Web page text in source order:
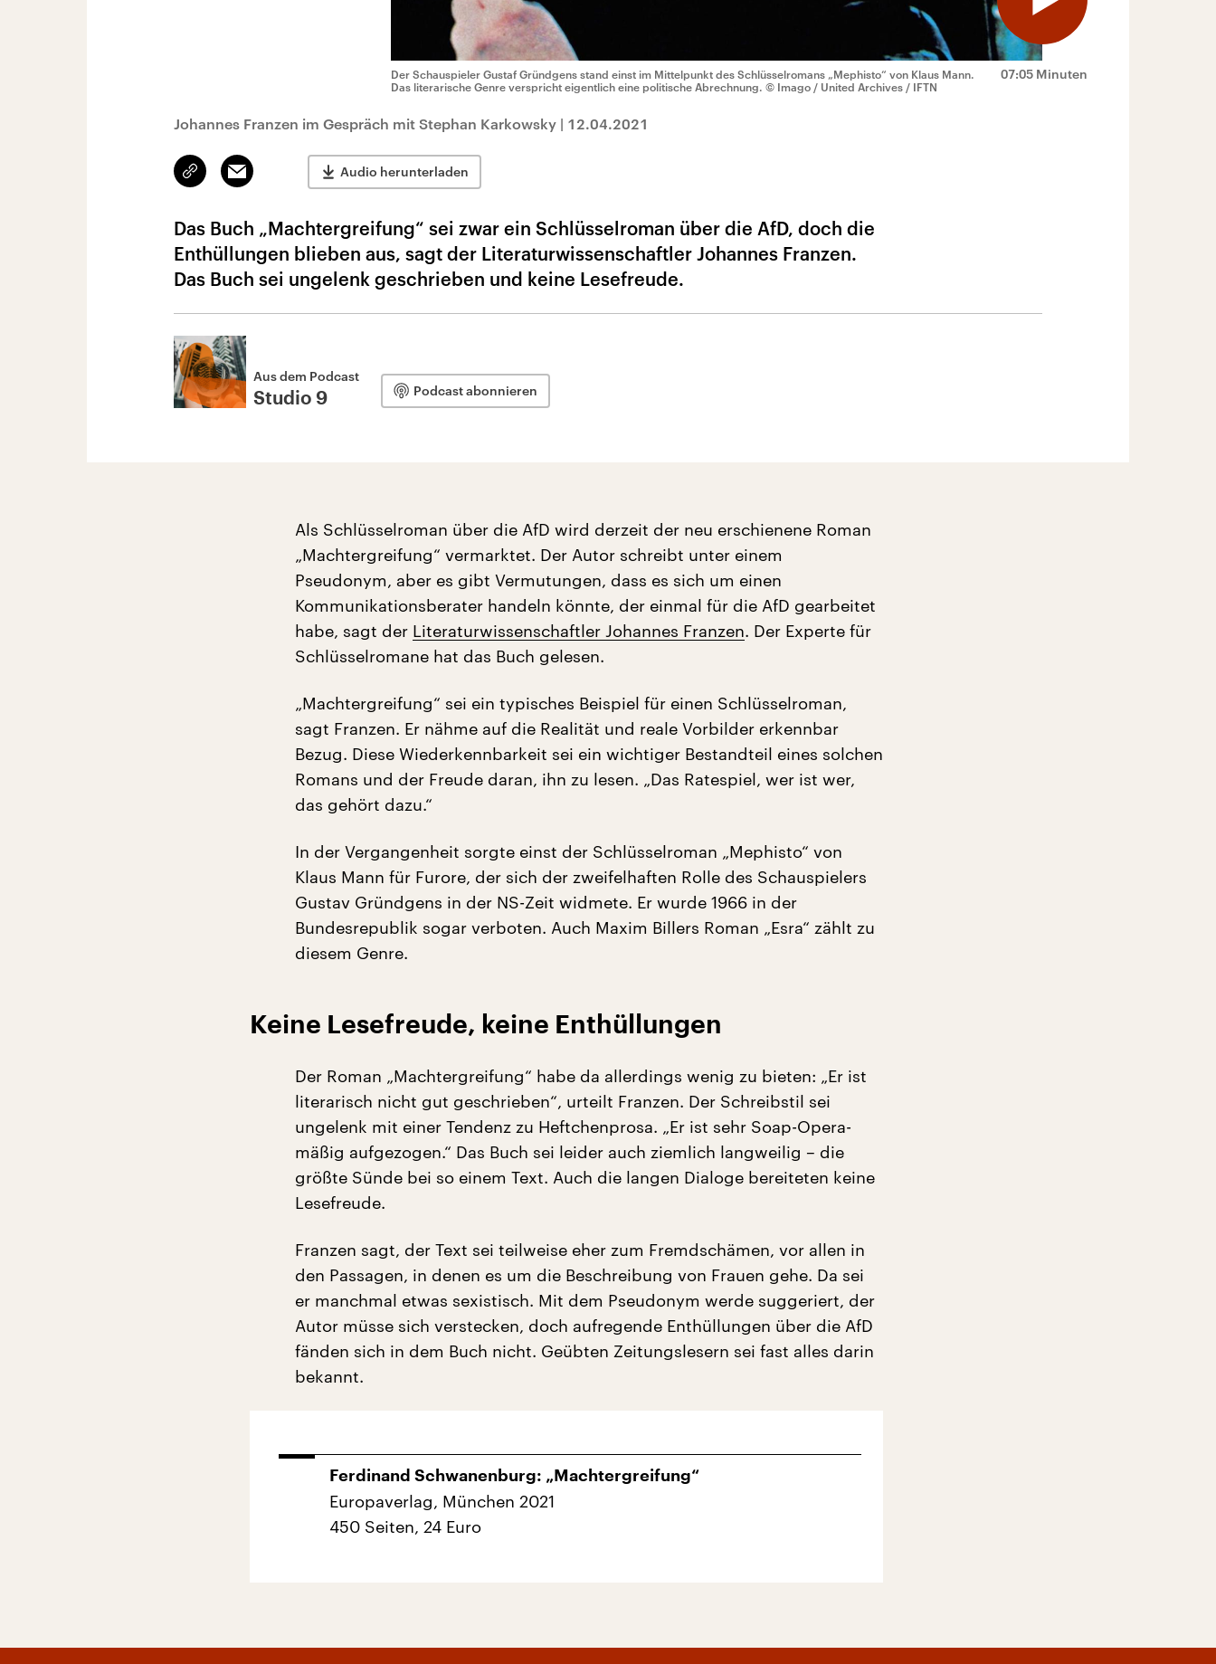
07:05 Minuten
Der Schauspieler Gustaf Gründgens stand einst im Mittelpunkt des Schlüsselromans „Mephisto“ von Klaus Mann.
Das literarische Genre verspricht eigentlich eine politische Abrechnung. © Imago / United Archives / IFTN
Johannes Franzen im Gespräch mit Stephan Karkowsky | 12.04.2021
Link
kopieren/teilen
Email Audio herunterladen
Das Buch „Machtergreifung“ sei zwar ein Schlüsselroman über die AfD, doch die
Enthüllungen blieben aus, sagt der Literaturwissenschaftler Johannes Franzen.
Das Buch sei ungelenk geschrieben und keine Lesefreude.
Aus dem Podcast
Studio 9 Podcast abonnieren
Als Schlüsselroman über die AfD wird derzeit der neu erschienene Roman
„Machtergreifung“ vermarktet. Der Autor schreibt unter einem
Pseudonym, aber es gibt Vermutungen, dass es sich um einen
Kommunikationsberater handeln könnte, der einmal für die AfD gearbeitet
habe, sagt der Literaturwissenschaftler Johannes Franzen. Der Experte für
Schlüsselromane hat das Buch gelesen.
„Machtergreifung“ sei ein typisches Beispiel für einen Schlüsselroman,
sagt Franzen. Er nähme auf die Realität und reale Vorbilder erkennbar
Bezug. Diese Wiederkennbarkeit sei ein wichtiger Bestandteil eines solchen
Romans und der Freude daran, ihn zu lesen. „Das Ratespiel, wer ist wer,
das gehört dazu.“
In der Vergangenheit sorgte einst der Schlüsselroman „Mephisto“ von
Klaus Mann für Furore, der sich der zweifelhaften Rolle des Schauspielers
Gustav Gründgens in der NS-Zeit widmete. Er wurde 1966 in der
Bundesrepublik sogar verboten. Auch Maxim Billers Roman „Esra“ zählt zu
diesem Genre.
Keine Lesefreude, keine Enthüllungen
Der Roman „Machtergreifung“ habe da allerdings wenig zu bieten: „Er ist
literarisch nicht gut geschrieben“, urteilt Franzen. Der Schreibstil sei
ungelenk mit einer Tendenz zu Heftchenprosa. „Er ist sehr Soap-Opera-
mäßig aufgezogen.“ Das Buch sei leider auch ziemlich langweilig – die
größte Sünde bei so einem Text. Auch die langen Dialoge bereiteten keine
Lesefreude.
Franzen sagt, der Text sei teilweise eher zum Fremdschämen, vor allen in
den Passagen, in denen es um die Beschreibung von Frauen gehe. Da sei
er manchmal etwas sexistisch. Mit dem Pseudonym werde suggeriert, der
Autor müsse sich verstecken, doch aufregende Enthüllungen über die AfD
fänden sich in dem Buch nicht. Geübten Zeitungslesern sei fast alles darin
bekannt.
Ferdinand Schwanenburg: „Machtergreifung“
Europaverlag, München 2021
450 Seiten, 24 Euro